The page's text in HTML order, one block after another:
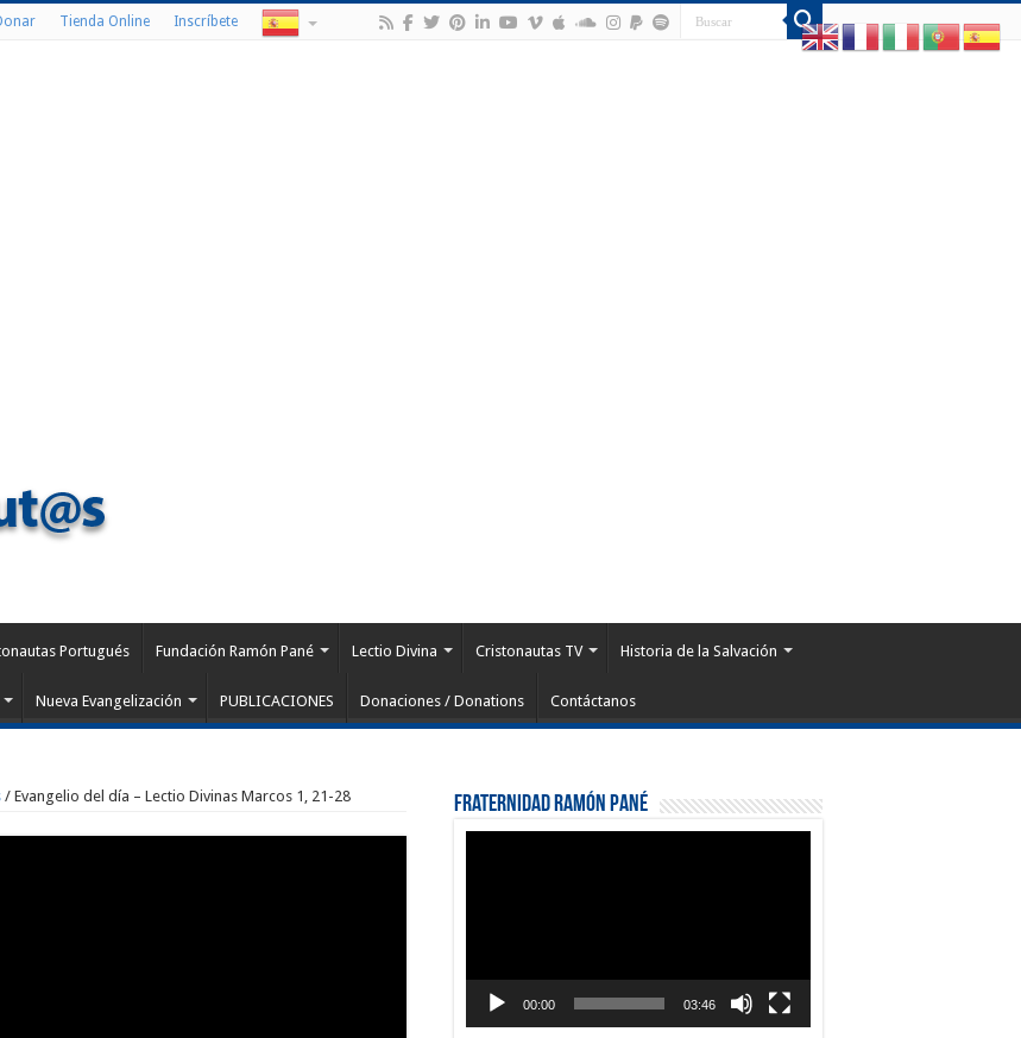
Tienda Online Inscríbete
Portugués Fundación Ramón Pané Lectio Divina Cristonautas TV Historia de la Salvación
Nueva Evangelización PUBLICACIONES Donaciones / Donations Contáctanos
/ Evangelio del día – Lectio Divinas Marcos 1, 21-28 Fraternidad Ramón Pané
00:00 03:46